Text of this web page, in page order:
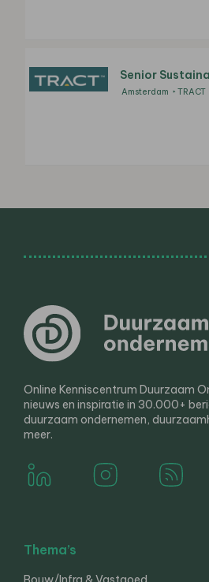
Senior
Amsterdam TRACT
Online Kenniscentrum Duurzaam
nieuws en inspiratie in 30.000+
duurzaam ondernemen,
meer.
Thema’s